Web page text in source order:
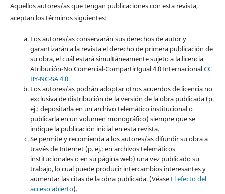
Aquellos autores/as que tengan publicaciones con esta revista,
aceptan los términos siguientes:
Los autores/as conservarán sus derechos de autor y
garantizarán a la revista el derecho de primera publicación de
su obra, el cuál estará simultáneamente sujeto a la licencia
Atribución-No Comercial-CompartirIgual 4.0 InternacionalCC
BY-NC-SA 4.0.
Los autores/as podrán adoptar otros acuerdos de licencia no
exclusiva de distribución de la versión de la obra publicada (p.
ej.: depositarla en un archivo telemático institucional o
publicarla en un volumen monográfico) siempre que se
indique la publicación inicial en esta revista.
Se permite y recomienda a los autores/as difundir su obra a
través de Internet (p. ej.: en archivos telemáticos
institucionales o en su página web) una vez publicado su
trabajo, lo cual puede producir intercambios interesantes y
aumentar las citas de la obra publicada. (Véase El efecto del
acceso abierto).